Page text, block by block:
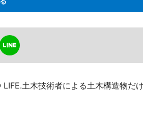
土木技術者による土木構造物だ